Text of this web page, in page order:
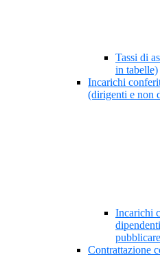
Tassi di
in tabelle)
Incarichi
(dirigenti e non
Incarichi
Contrattazione